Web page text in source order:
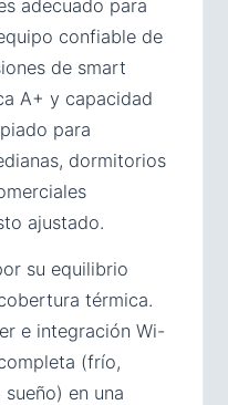
adecuado para
confiable de
de smart
A+ y capacidad
para
dormitorios
ajustado.
su equilibrio
térmica.
e integración Wi-
(frío,
en una